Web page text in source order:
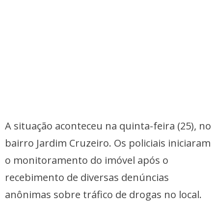
A situação aconteceu na quinta-feira (25), no
bairro Jardim Cruzeiro. Os policiais iniciaram
o monitoramento do imóvel após o
recebimento de diversas denúncias
anônimas sobre tráfico de drogas no local.